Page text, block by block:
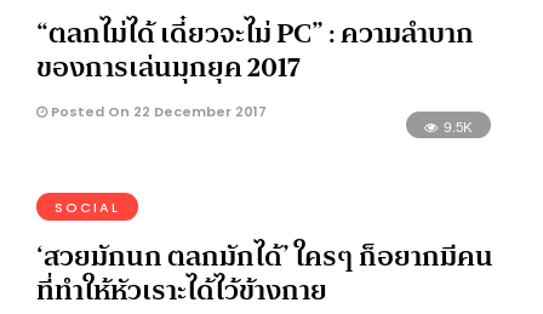
“ตลกไม่ได้ เดี๋ยวจะไม่ PC” : ความลำบาก
ของการเล่นมุกยุค 2017
Posted On 22 December 2017
9.5K
SOCIAL
‘สวยมักนก ตลกมักได้’ ใครๆ ก็อยากมีคน
ที่ทำให้หัวเราะได้ไว้ข้างกาย